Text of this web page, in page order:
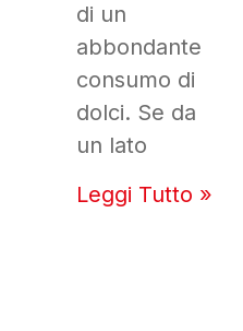
di un
abbondante
consumo di
dolci. Se da
un lato
Leggi Tutto »